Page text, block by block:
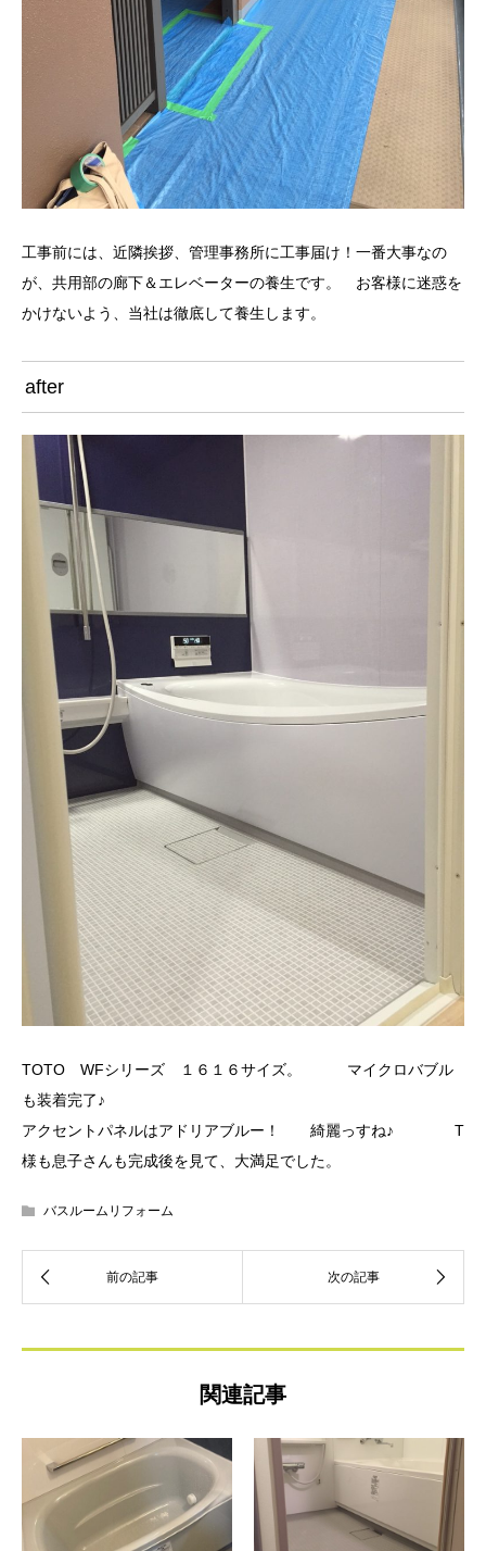
工事前には、近隣挨拶、管理事務所に工事届け！一番大事なの
が、共用部の廊下＆エレベーターの養生です。 お客様に迷惑を
かけないよう、当社は徹底して養生します。
after
TOTO WFシリーズ １６１６サイズ。 マイクロバブル
も装着完了♪
アクセントパネルはアドリアブルー！ 綺麗っすね♪ T
様も息子さんも完成後を見て、大満足でした。
バスルームリフォーム
関連記事